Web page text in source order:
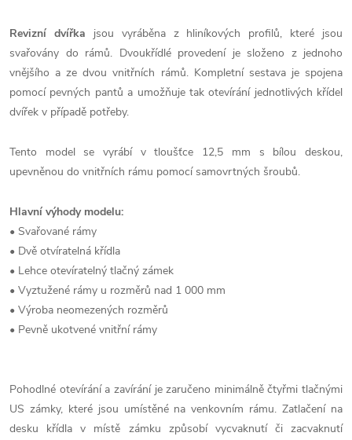
Revizní dvířka jsou vyráběna z hliníkových profilů, které jsou
svařovány do rámů. Dvoukřídlé provedení je složeno z jednoho
vnějšího a ze dvou vnitřních rámů. Kompletní sestava je spojena
pomocí pevných pantů a umožňuje tak otevírání jednotlivých křídel
dvířek v případě potřeby.
Tento model se vyrábí v tloušťce 12,5 mm s bílou deskou,
upevněnou do vnitřních rámu pomocí samovrtných šroubů.
Hlavní výhody modelu:
• Svařované rámy
• Dvě otvíratelná křídla
• Lehce otevíratelný tlačný zámek
• Vyztužené rámy u rozměrů nad 1 000 mm
• Výroba neomezených rozměrů
• Pevně ukotvené vnitřní rámy
Pohodlné otevírání a zavírání je zaručeno minimálně čtyřmi tlačnými
US zámky, které jsou umístěné na venkovním rámu. Zatlačení na
desku křídla v místě zámku způsobí vycvaknutí či zacvaknutí